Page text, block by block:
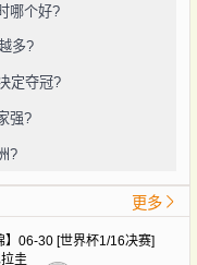
哪个好?
多?
定夺冠?
强?
?
更多